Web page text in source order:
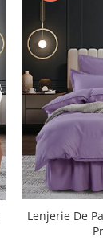
Lenjerie De